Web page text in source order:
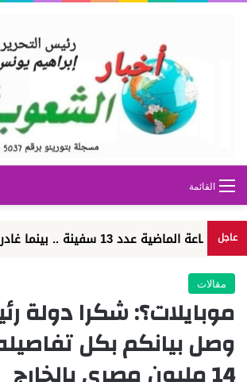
القائمة
عاجل
مقالات
موبايلات؟: شكرا دولة
وصل بيانكم بكل